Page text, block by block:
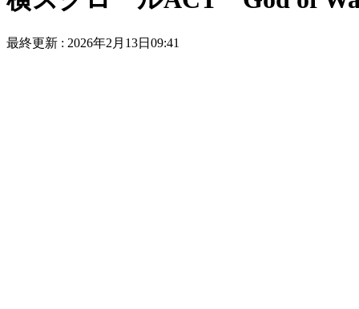
最終更新 : 2026年2月13日09:41